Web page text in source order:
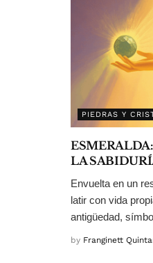
PIEDRAS Y
LA
Envuelta en un
latir con vida
antigüedad,
by Franginett